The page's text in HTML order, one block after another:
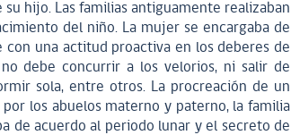
hijo. Las familias antiguamente realizaban
del niño. La mujer se encargaba de
una actitud proactiva en los deberes de
debe concurrir a los velorios, ni salir de
sola, entre otros. La procreación de un
los abuelos materno y paterno, la familia
de acuerdo al periodo lunar y el secreto de